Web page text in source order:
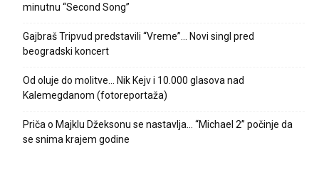
minutnu “Second Song”
Gajbraš Tripvud predstavili “Vreme”… Novi singl pred
beogradski koncert
Od oluje do molitve… Nik Kejv i 10.000 glasova nad
Kalemegdanom (fotoreportaža)
Priča o Majklu Džeksonu se nastavlja… “Michael 2” počinje da
se snima krajem godine